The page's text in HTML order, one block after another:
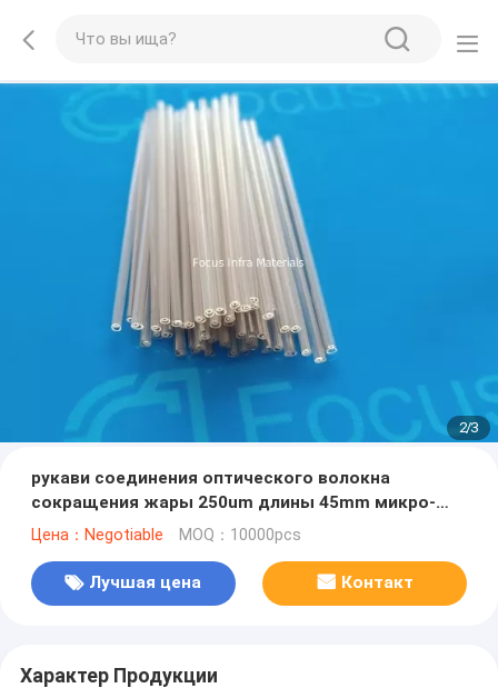
2/3
рукави соединения оптического волокна
сокращения жары 250um длины 45mm микро-
обнаженные
Цена：Negotiable MOQ：10000pcs
Лучшая цена Контакт
Характер Продукции